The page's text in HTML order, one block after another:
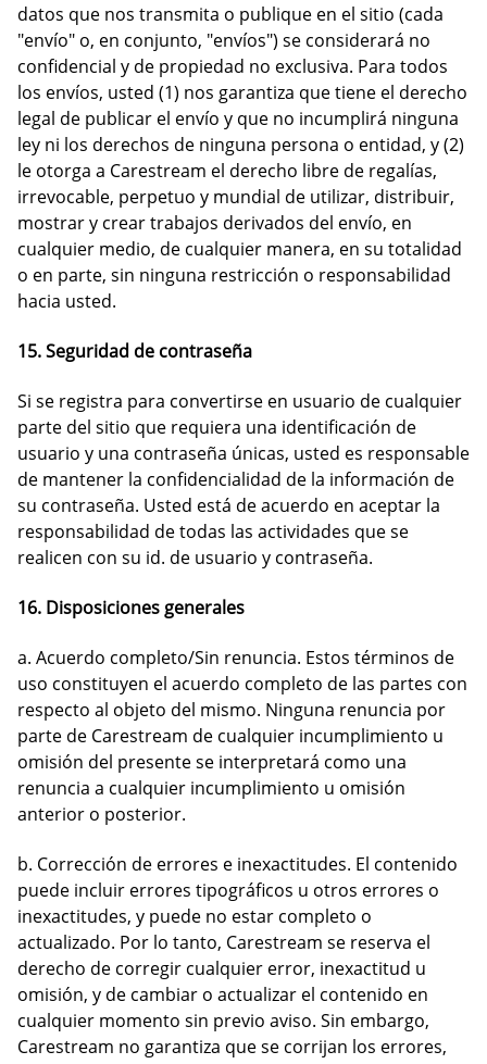
datos que nos transmita o publique en el sitio (cada
"envío" o, en conjunto, "envíos") se considerará no
confidencial y de propiedad no exclusiva. Para todos
los envíos, usted (1) nos garantiza que tiene el derecho
legal de publicar el envío y que no incumplirá ninguna
ley ni los derechos de ninguna persona o entidad, y (2)
le otorga a Carestream el derecho libre de regalías,
irrevocable, perpetuo y mundial de utilizar, distribuir,
mostrar y crear trabajos derivados del envío, en
cualquier medio, de cualquier manera, en su totalidad
o en parte, sin ninguna restricción o responsabilidad
hacia usted.
15. Seguridad de contraseña
Si se registra para convertirse en usuario de cualquier
parte del sitio que requiera una identificación de
usuario y una contraseña únicas, usted es responsable
de mantener la confidencialidad de la información de
su contraseña. Usted está de acuerdo en aceptar la
responsabilidad de todas las actividades que se
realicen con su id. de usuario y contraseña.
16. Disposiciones generales
a. Acuerdo completo/Sin renuncia. Estos términos de
uso constituyen el acuerdo completo de las partes con
respecto al objeto del mismo. Ninguna renuncia por
parte de Carestream de cualquier incumplimiento u
omisión del presente se interpretará como una
renuncia a cualquier incumplimiento u omisión
anterior o posterior.
b. Corrección de errores e inexactitudes. El contenido
puede incluir errores tipográficos u otros errores o
inexactitudes, y puede no estar completo o
actualizado. Por lo tanto, Carestream se reserva el
derecho de corregir cualquier error, inexactitud u
omisión, y de cambiar o actualizar el contenido en
cualquier momento sin previo aviso. Sin embargo,
Carestream no garantiza que se corrijan los errores,